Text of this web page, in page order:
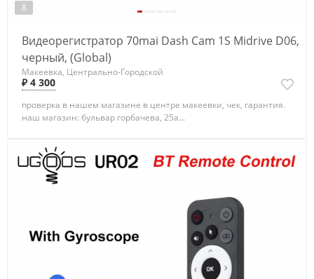
8
Видеорегистратор 70mai Dash Cam 1S Midrive D06,
черный, (Global)
Макеевка, Центрально-Городской
₽ 4 300
проверка в нашем магазине в центре макеевки, чек, гарантия.
наш магазин: бульвар горбачева, 25а...